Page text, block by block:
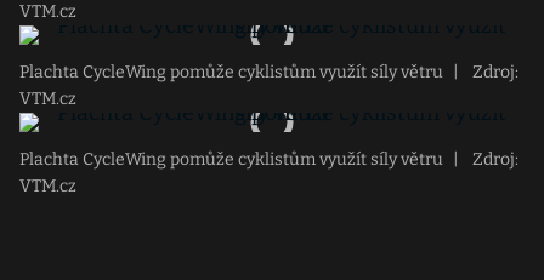
VTM.cz
Plachta CycleWing pomůže cyklistům využít síly větru
Zdroj:
VTM.cz
Plachta CycleWing pomůže cyklistům využít síly větru
Zdroj:
VTM.cz